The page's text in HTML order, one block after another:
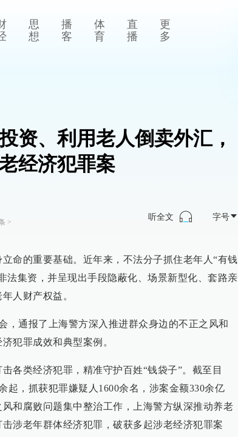
思
想
播
客
体
育
直
播
更
多
资、利用老人倒卖外汇，
经济犯罪案
>
听全文 字号
命的重要基础。近年来，不法分子抓住老年人“有钱
法集资，并呈现出手段隐蔽化、场景新型化、套路亲
人财产权益。
，通报了上海警方深入推进群众身边的不正之风和
犯罪成效和典型案例。
各类经济犯罪，精准守护百姓“钱袋子”。截至目
起，抓获犯罪嫌疑人1600余名，涉案金额330余亿
和腐败问题集中整治工作，上海警方纵深推动养老
涉老年群体经济犯罪，破获多起涉老经济犯罪案